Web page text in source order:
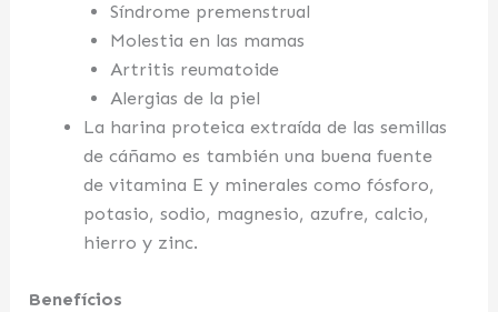
Síndrome premenstrual
Molestia en las mamas
Artritis reumatoide
Alergias de la piel
La harina proteica extraída de las semillas
de cáñamo es también una buena fuente
de vitamina E y minerales como fósforo,
potasio, sodio, magnesio, azufre, calcio,
hierro y zinc.
Benefícios